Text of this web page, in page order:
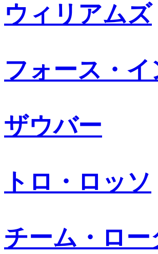
ウィリアムズ
フォース・
ザウバー
トロ・ロッソ
チーム・ロー